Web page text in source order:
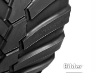
Bilder